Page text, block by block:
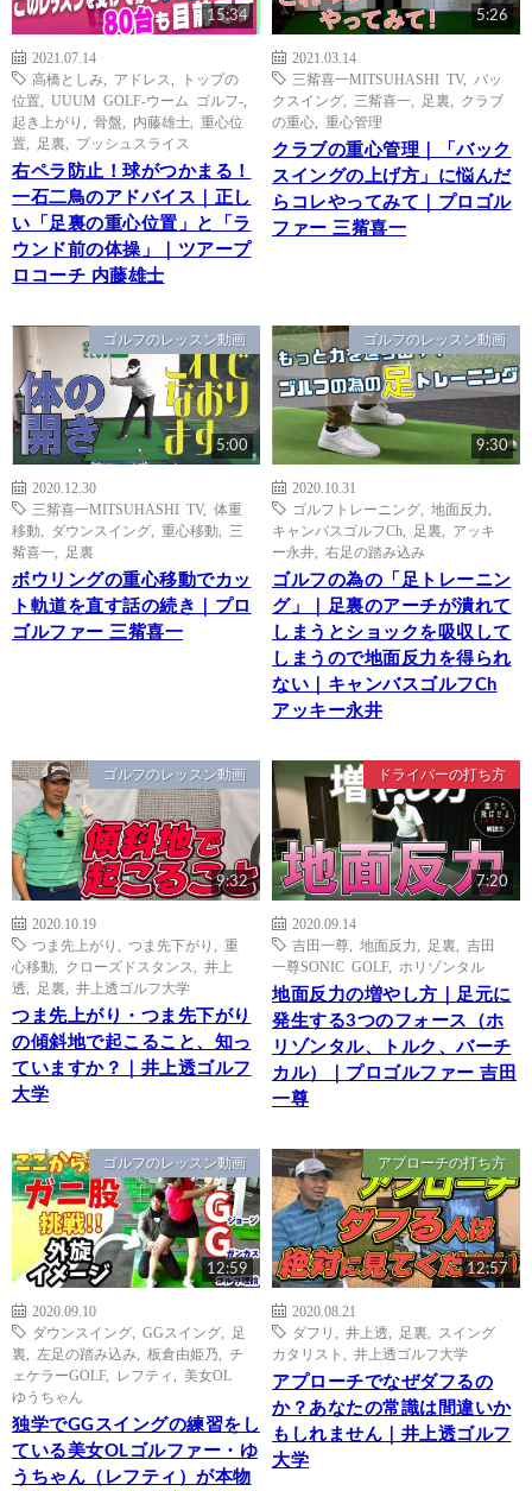
15:34
2021.07.14
高橋としみ
アドレス
トップの
位置
UUUM GOLF-ウーム ゴルフ-
起き上がり
骨盤 内藤雄士
重心位
置
足裏 プッシュスライス
右ペラ防止！球がつかまる！
一石二鳥のアドバイス｜正し
い「足裏の重心位置」と「ラ
ウンド前の体操」｜ツアープ
ロコーチ 内藤雄士
5:26
2021.03.14
三觜喜一MITSUHASHI TV, バッ
クスイング
三觜喜一 足裏
クラブ
の重心
重心管理
クラブの重心管理｜「バック
スイングの上げ方」に悩んだ
らコレやってみて｜プロゴル
ファー 三觜喜一
ゴルフのレッスン動画
5:00
2020.12.30
三觜喜一MITSUHASHI TV, 体重
移動
ダウンスイング 重心移動
三
觜喜一
足裏
ボウリングの重心移動でカッ
ト軌道を直す話の続き｜プロ
ゴルファー 三觜喜一
ゴルフのレッスン動画
9:30
2020.10.31
ゴルフトレーニング
地面反力
キャンバスゴルフCh
足裏
アッキ
ー永井
右足の踏み込み
ゴルフの為の「足トレーニン
グ」｜足裏のアーチが潰れて
しまうとショックを吸収して
しまうので地面反力を得られ
ない｜キャンバスゴルフCh
アッキー永井
ゴルフのレッスン動画
9:32
2020.10.19
つま先上がり
つま先下がり
重
心移動
クローズドスタンス
井上
透
足裏 井上透ゴルフ大学
つま先上がり・つま先下がり
の傾斜地で起こること、知っ
ていますか？｜井上透ゴルフ
大学
ドライバーの打ち方
7:20
2020.09.14
吉田一尊
地面反力 足裏
吉田
一尊SONIC GOLF, ホリゾンタル
地面反力の増やし方｜足元に
発生する3つのフォース（ホ
リゾンタル、トルク、バーチ
カル）｜プロゴルファー 吉田
一尊
ゴルフのレッスン動画
12:59
2020.09.10
ダウンスイング
GGスイング
足
裏
左足の踏み込み 板倉由姫乃
チ
ェケラーGOLF, レフティ
美女OL
ゆうちゃん
独学でGGスイングの練習をし
ている美女OLゴルファー・ゆ
うちゃん（レフティ）が本物
アプローチの打ち方
12:57
2020.08.21
ダフリ
井上透 足裏
スイング
カタリスト
井上透ゴルフ大学
アプローチでなぜダフるの
か？あなたの常識は間違いか
もしれません｜井上透ゴルフ
大学